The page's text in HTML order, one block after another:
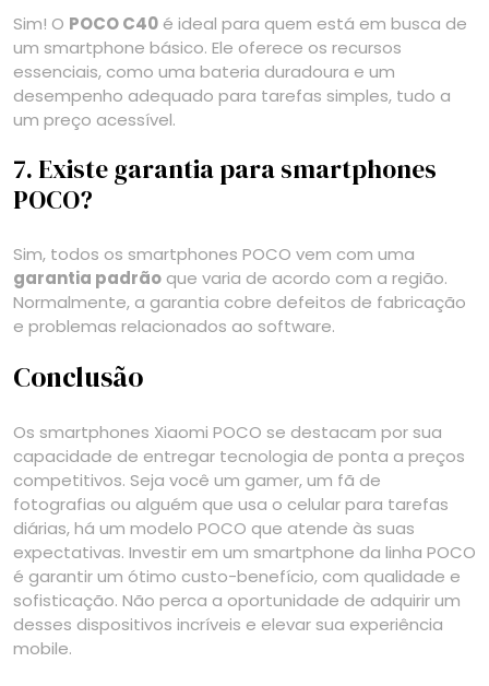
Sim! O POCO C40 é ideal para quem está em busca de
um smartphone básico. Ele oferece os recursos
essenciais, como uma bateria duradoura e um
desempenho adequado para tarefas simples, tudo a
um preço acessível.
7. Existe garantia para smartphones
POCO?
Sim, todos os smartphones POCO vem com uma
garantia padrão que varia de acordo com a região.
Normalmente, a garantia cobre defeitos de fabricação
e problemas relacionados ao software.
Conclusão
Os smartphones Xiaomi POCO se destacam por sua
capacidade de entregar tecnologia de ponta a preços
competitivos. Seja você um gamer, um fã de
fotografias ou alguém que usa o celular para tarefas
diárias, há um modelo POCO que atende às suas
expectativas. Investir em um smartphone da linha POCO
é garantir um ótimo custo-benefício, com qualidade e
sofisticação. Não perca a oportunidade de adquirir um
desses dispositivos incríveis e elevar sua experiência
mobile.